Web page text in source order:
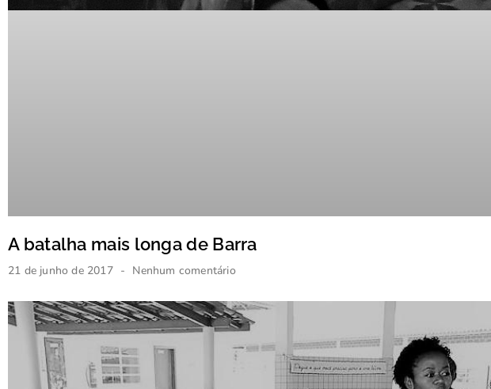
A batalha mais longa de Barra
21 de junho de 2017 Nenhum comentário